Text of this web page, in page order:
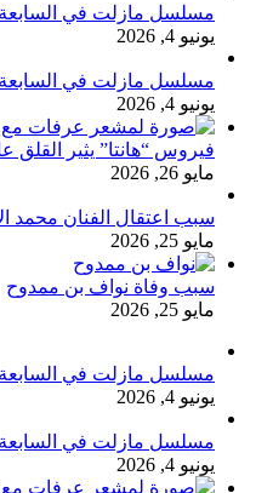
مسلسل مازلت في السابعة عشر
يونيو 4, 2026
مسلسل مازلت في
يونيو 4, 2026
فيروس “هانتا” يثير القلق
مايو 26, 2026
سبب اعتقال الفنان محمد
مايو 25, 2026
سبب وفاة نواف بن ممدوح
مايو 25, 2026
مسلسل مازلت في السابعة عشر
يونيو 4, 2026
مسلسل مازلت في
يونيو 4, 2026